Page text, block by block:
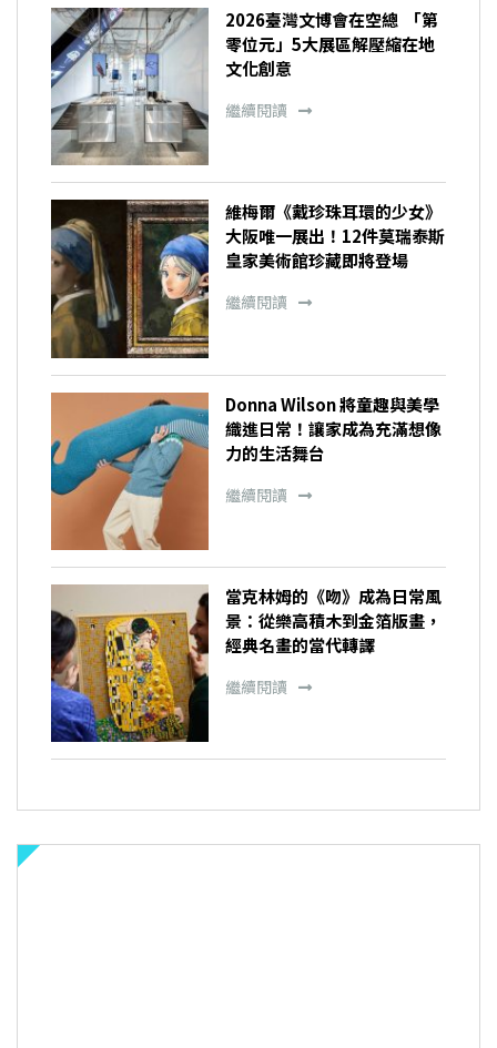
2026臺灣文博會在空總 「第
零位元」5大展區解壓縮在地
文化創意
繼續閱讀
維梅爾《戴珍珠耳環的少女》
大阪唯一展出！12件莫瑞泰斯
皇家美術館珍藏即將登場
繼續閱讀
Donna Wilson 將童趣與美學
織進日常！讓家成為充滿想像
力的生活舞台
繼續閱讀
當克林姆的《吻》成為日常風
景：從樂高積木到金箔版畫，
經典名畫的當代轉譯
繼續閱讀